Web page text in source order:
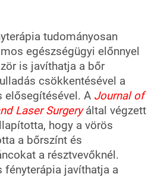
tudományosan
egészségügyi előnnyel
is javíthatja a bőr
csökkentésével a
elősegítésével. A Journal of
Laser Surgeryáltal végzett
hogy a vörös
a bőrszínt és
a résztvevőknél.
fényterápia javíthatja a